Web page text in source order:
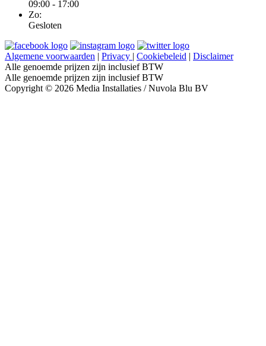
09:00 - 17:00
Zo:
Gesloten
Algemene voorwaarden | Privacy | Cookiebeleid | Disclaimer
Alle genoemde prijzen zijn inclusief BTW
Alle genoemde prijzen zijn inclusief BTW
Copyright © 2026 Media Installaties / Nuvola Blu BV